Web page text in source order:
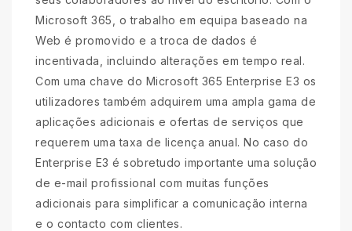
Microsoft 365, o trabalho em equipa baseado na
Web é promovido e a troca de dados é
incentivada, incluindo alterações em tempo real.
Com uma chave do Microsoft 365 Enterprise E3 os
utilizadores também adquirem uma ampla gama de
aplicações adicionais e ofertas de serviços que
requerem uma taxa de licença anual. No caso do
Enterprise E3 é sobretudo importante uma solução
de e-mail profissional com muitas funções
adicionais para simplificar a comunicação interna
e o contacto com clientes.